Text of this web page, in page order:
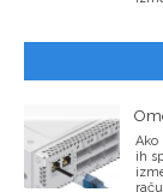
Ako
ih